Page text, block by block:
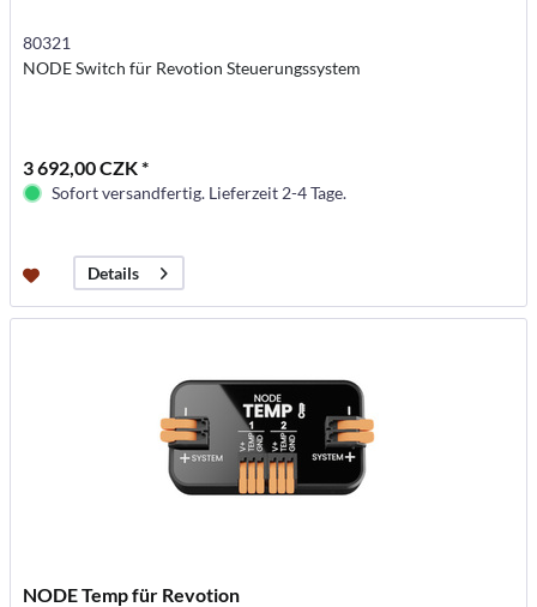
80321
NODE Switch für Revotion Steuerungssystem
3 692,00 CZK *
Sofort versandfertig. Lieferzeit 2-4 Tage.
Details
NODE Temp für Revotion